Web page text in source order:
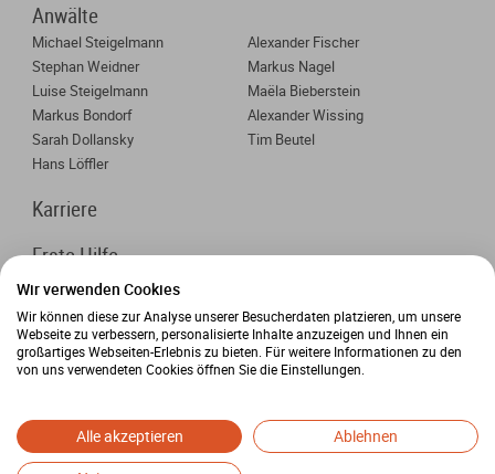
Anwälte
Michael Steigelmann
Alexander Fischer
Stephan Weidner
Markus Nagel
Luise Steigelmann
Maëla Bieberstein
Markus Bondorf
Alexander Wissing
Sarah Dollansky
Tim Beutel
Hans Löffler
Karriere
Erste Hilfe
Standorte
Kanzlei Karlsruhe
+49 721 91348-0
Wir verwenden Cookies
Wir können diese zur Analyse unserer Besucherdaten platzieren, um unsere
Webseite zu verbessern, personalisierte Inhalte anzuzeigen und Ihnen ein
großartiges Webseiten-Erlebnis zu bieten. Für weitere Informationen zu den
von uns verwendeten Cookies öffnen Sie die Einstellungen.
Alle akzeptieren
Ablehnen